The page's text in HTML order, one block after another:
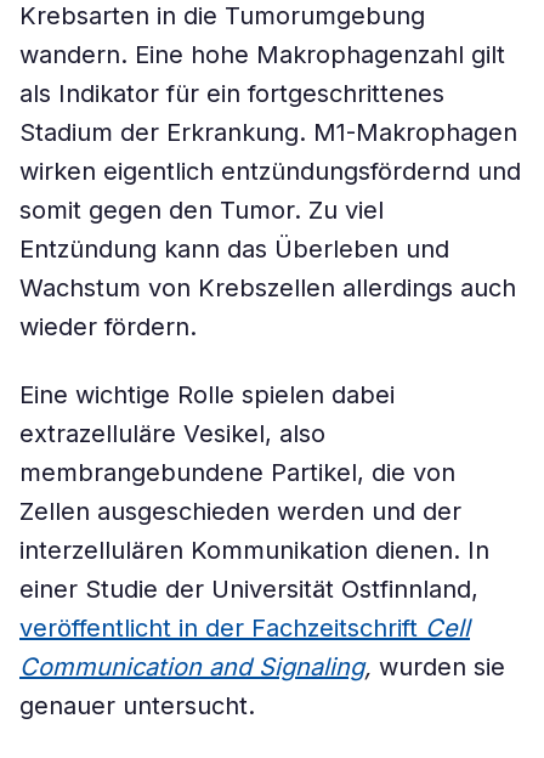
Krebsarten in die Tumorumgebung
wandern. Eine hohe Makrophagenzahl gilt
als Indikator für ein fortgeschrittenes
Stadium der Erkrankung. M1-Makrophagen
wirken eigentlich entzündungsfördernd und
somit gegen den Tumor. Zu viel
Entzündung kann das Überleben und
Wachstum von Krebszellen allerdings auch
wieder fördern.
Eine wichtige Rolle spielen dabei
extrazelluläre Vesikel, also
membrangebundene Partikel, die von
Zellen ausgeschieden werden und der
interzellulären Kommunikation dienen. In
einer Studie der Universität Ostfinnland,
veröffentlicht in der Fachzeitschrift Cell
Communication and Signaling, wurden sie
genauer untersucht.